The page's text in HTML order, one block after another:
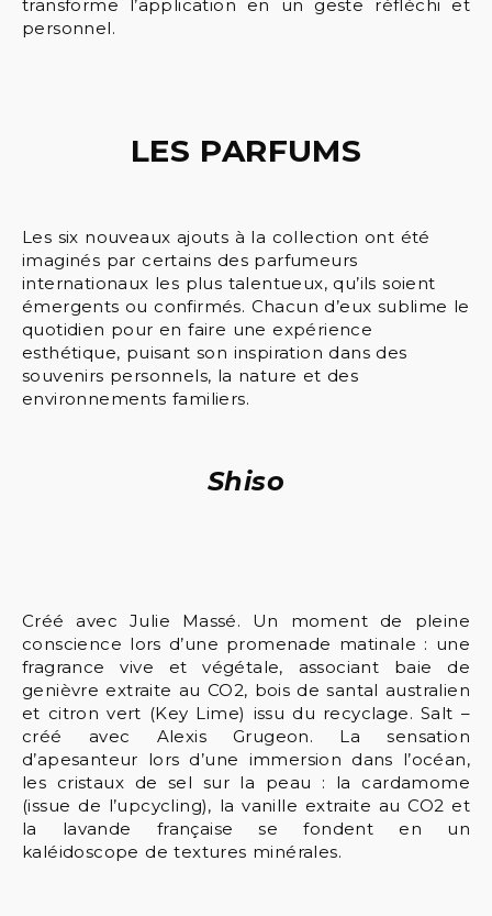
transforme l’application en un geste réfléchi et
personnel.
LES PARFUMS
Les six nouveaux ajouts à la collection ont été
imaginés par certains des parfumeurs
internationaux les plus talentueux, qu’ils soient
émergents ou confirmés. Chacun d’eux sublime le
quotidien pour en faire une expérience
esthétique, puisant son inspiration dans des
souvenirs personnels, la nature et des
environnements familiers.
Shiso
Créé avec Julie Massé. Un moment de pleine
conscience lors d’une promenade matinale : une
fragrance vive et végétale, associant baie de
genièvre extraite au CO2, bois de santal australien
et citron vert (Key Lime) issu du recyclage. Salt –
créé avec Alexis Grugeon. La sensation
d’apesanteur lors d’une immersion dans l’océan,
les cristaux de sel sur la peau : la cardamome
(issue de l’upcycling), la vanille extraite au CO2 et
la lavande française se fondent en un
kaléidoscope de textures minérales.